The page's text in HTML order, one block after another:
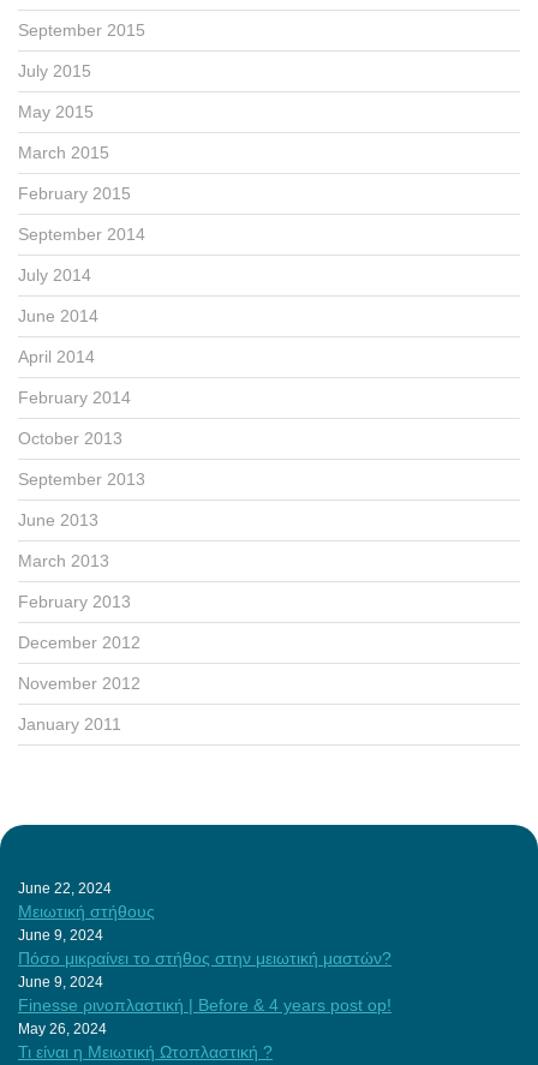
September 2015
July 2015
May 2015
March 2015
February 2015
September 2014
July 2014
June 2014
April 2014
February 2014
October 2013
September 2013
June 2013
March 2013
February 2013
December 2012
November 2012
January 2011
June 22, 2024
Μειωτική στήθους
June 9, 2024
Πόσο μικραίνει το στήθος στην μειωτική μαστών?
June 9, 2024
Finesse ρινοπλαστική | Before & 4 years post op!
May 26, 2024
Τι είναι η Μειωτική Ωτοπλαστική ?